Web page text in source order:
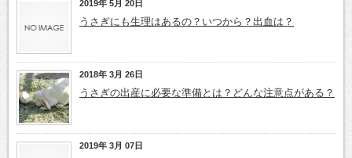
2019年 5月 20日
うさぎにも生理はあるの？いつから？出血は？
2018年 3月 26日
うさぎの出産に必要な準備とは？どんな注意点がある？
2019年 3月 07日